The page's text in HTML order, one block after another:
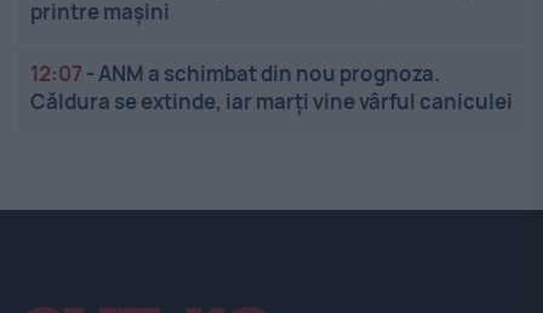
printre mașini
12:07 -ANM a schimbat din nou prognoza.
Căldura se extinde, iar marți vine vârful caniculei